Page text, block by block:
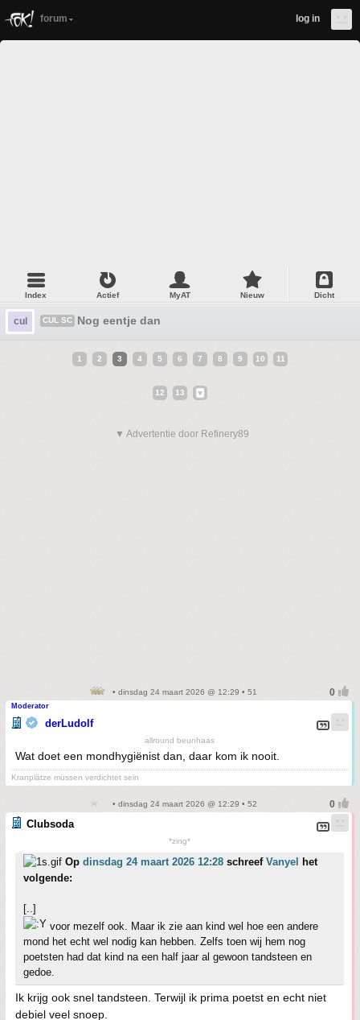
forum log in
Index Actief MyAT Nieuw Dicht
cul CUL SC Nog eentje dan
1 2 3 4 5 6 7 8 9 10 11
12 13
▼ Advertentie door Refinery89
• dinsdag 24 maart 2026 @ 12:29 • 51
Moderator
derLudolf
allround beunhaas
Wat doet een mondhygiënist dan, daar kom ik nooit.
Kranplätze müssen verdichtet sein
• dinsdag 24 maart 2026 @ 12:29 • 52
Clubsoda
*zing*
Op dinsdag 24 maart 2026 12:28 schreef Vanyel
het
volgende:
[..]
voor mezelf ook. Maar ik zie aan kind wel hoe een andere
mond het echt wel nodig kan hebben. Zelfs toen wij hem nog
poetsten had dat kind na een half jaar al gewoon tandsteen en
gedoe.
Ik krijg ook snel tandsteen. Terwijl ik prima poetst en echt niet
debiel veel snoep.